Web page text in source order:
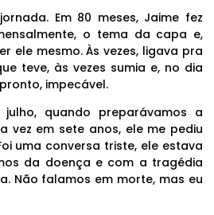
Em 80 meses, Jaime fez
o tema da capa e,
ele mesmo. Às vezes, ligava pra
teve, às vezes sumia e, no dia
impecável.
quando preparávamos a
vez em sete anos, ele me pediu
uma conversa triste, ele estava
da doença e com a tragédia
Não falamos em morte, mas eu